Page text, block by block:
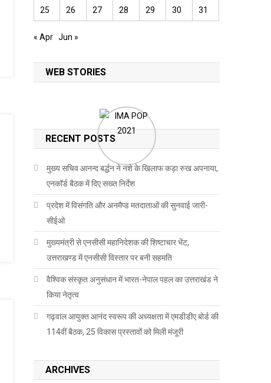
25 26 27 28 29 30 31
« Apr Jun »
WEB STORIES
RECENT POSTS
मुख्य सचिव आनन्द बर्द्धन ने नशे के खिलाफ कड़ा रुख अपनाया,
एनकॉर्ड बैठक में दिए सख्त निर्देश
प्रदेश में विसंगति और अनमैप्ड मतदाताओं की सुनवाई जारी-
सीईओ
मुख्यमंत्री से एनसीसी महानिदेशक की शिष्टाचार भेंट,
उत्तराखण्ड में एनसीसी विस्तार पर बनी सहमति
वैश्विक संस्कृत अनुसंधान में भारत-नेपाल पहल का उत्तराखंड ने
किया नेतृत्व
गढ़वाल आयुक्त आनंद स्वरूप की अध्यक्षता में एमडीडीए बोर्ड की
114वीं बैठक, 25 विकास प्रस्तावों को मिली मंजूरी
ARCHIVES